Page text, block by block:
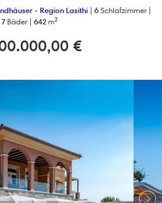
- Region Lasithi| 6Schlafzimmer |
7Bäder | 642m²
€